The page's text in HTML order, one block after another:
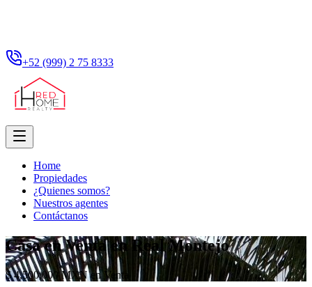
+52 (999) 2 75 8333
Home
Propiedades
¿Quienes somos?
Nuestros agentes
Contáctanos
Casa en Venta en Real Montejo
$ 4,500,000 MXN en Venta